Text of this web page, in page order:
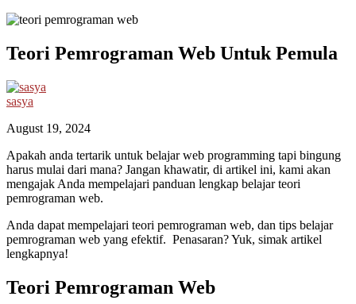
Teori Pemrograman Web Untuk Pemula
sasya
August 19, 2024
Apakah anda tertarik untuk belajar web programming tapi bingung
harus mulai dari mana? Jangan khawatir, di artikel ini, kami akan
mengajak Anda mempelajari panduan lengkap belajar teori
pemrograman web.
Anda dapat mempelajari teori pemrograman web, dan tips belajar
pemrograman web yang efektif. Penasaran? Yuk, simak artikel
lengkapnya!
Teori Pemrograman Web